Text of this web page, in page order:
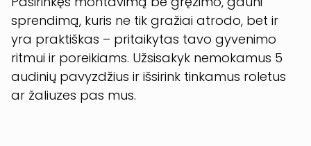
sprendimą, kuris ne tik gražiai atrodo, bet ir
yra praktiškas – pritaikytas tavo gyvenimo
ritmui ir poreikiams. Užsisakyk nemokamus 5
audinių pavyzdžius ir išsirink tinkamus roletus
ar žaliuzes pas mus.